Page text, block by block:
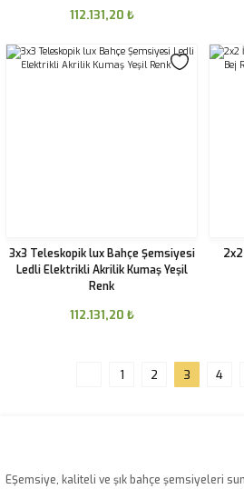
112.131,20 ₺
3x3 Teleskopik lux Bahçe Şemsiyesi
Ledli Elektrikli Akrilik Kumaş Yeşil
Renk
112.131,20 ₺
1 2 3 4
EŞemsiye, kaliteli ve şık bahçe şemsiyeleri